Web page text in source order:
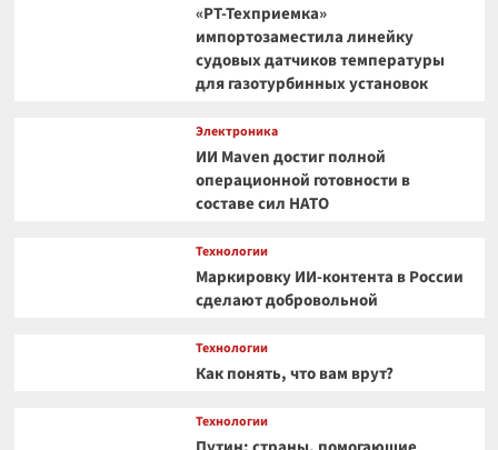
«РТ-Техприемка»
импортозаместила линейку
судовых датчиков температуры
для газотурбинных установок
Электроника
ИИ Maven достиг полной
операционной готовности в
составе сил НАТО
Технологии
Маркировку ИИ-контента в России
сделают добровольной
Технологии
Как понять, что вам врут?
Технологии